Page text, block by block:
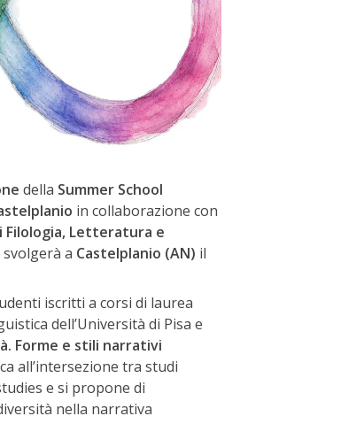
della Summer School
in collaborazione con
Filologia, Letteratura e
svolgerà a Castelplanio (AN) il
iscritti a corsi di laurea
dell’Università di Pisa e
Forme e stili narrativi
all’intersezione tra studi
e si propone di
nella narrativa